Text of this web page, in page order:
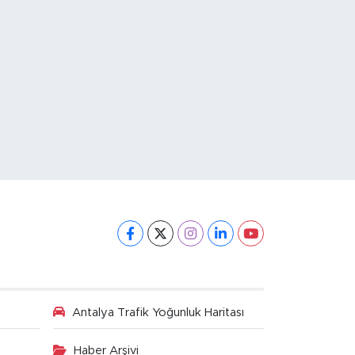
Antalya Trafik Yoğunluk Haritası
Haber Arşivi